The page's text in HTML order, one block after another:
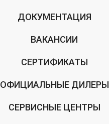
ДОКУМЕНТАЦИЯ
ВАКАНСИИ
СЕРТИФИКАТЫ
ОФИЦИАЛЬНЫЕ ДИЛЕРЫ
СЕРВИСНЫЕ ЦЕНТРЫ